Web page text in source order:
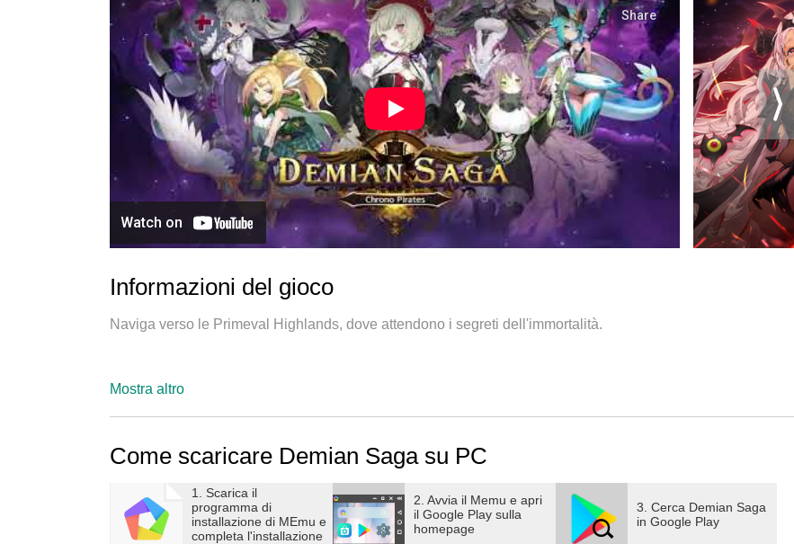
Informazioni del gioco
Naviga verso le Primeval Highlands, dove attendono i segreti dell'immortalità.
Mostra altro
Come scaricare Demian Saga su PC
1. Scarica il
programma di
installazione di MEmu e
completa l'installazione
2. Avvia il Memu e apri
il Google Play sulla
homepage
3. Cerca Demian Saga
in Google Play